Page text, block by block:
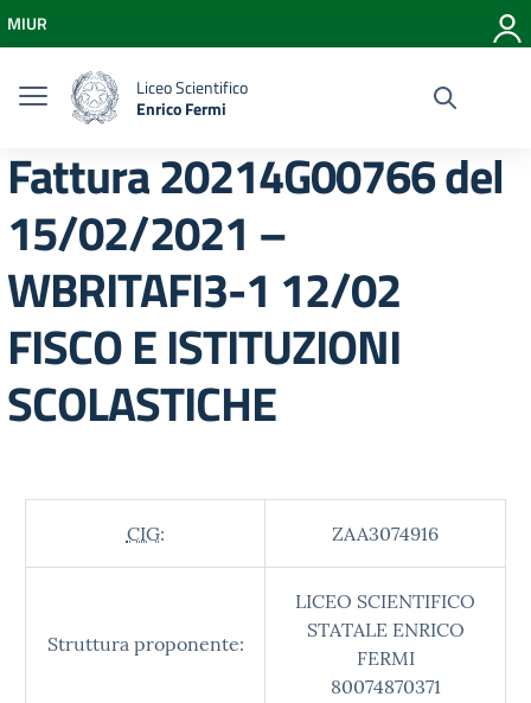
Vai al menu di navigazione
Vai al footer
MIUR
Liceo Scientifico
Enrico Fermi
Fattura 20214G00766 del
15/02/2021 –
WBRITAFI3-1 12/02
FISCO E ISTITUZIONI
SCOLASTICHE
CIG: ZAA3074916
Struttura proponente:
LICEO SCIENTIFICO
STATALE ENRICO
FERMI
80074870371